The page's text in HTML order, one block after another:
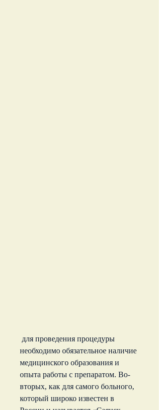
необходимо обязательное наличие
медицинского образования и
опыта работы с препаратом. Во-
вторых, как для самого больного,
который широко известен в